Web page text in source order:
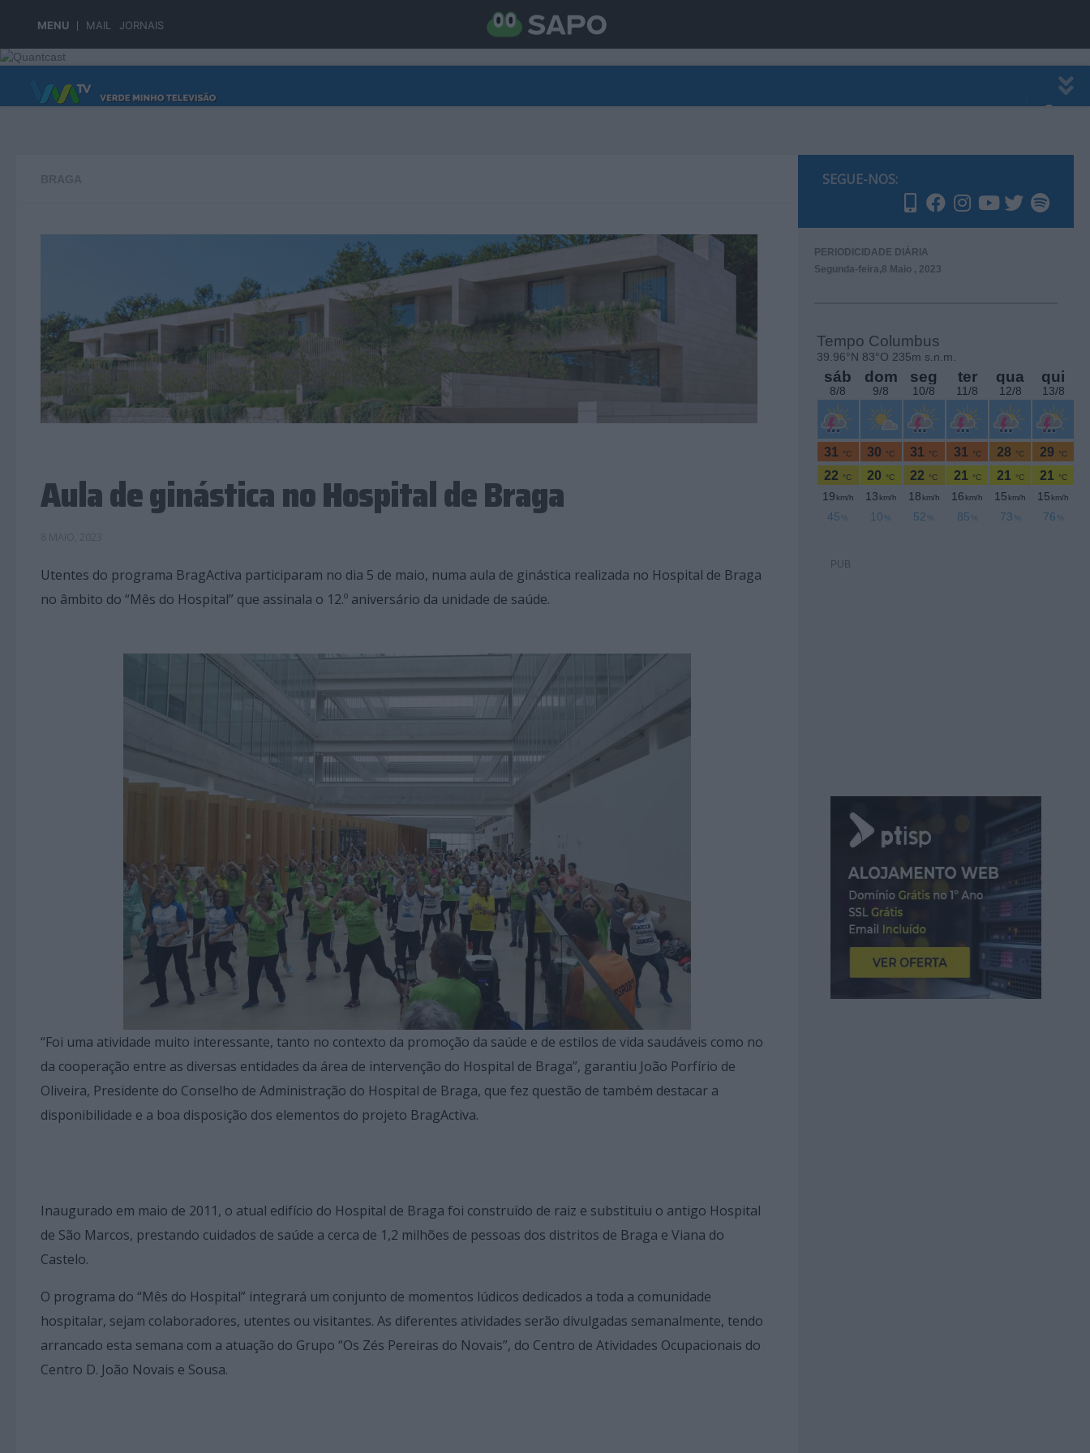
MENU MAIL JORNAIS
Skip to content
Aula de ginástica no Hospital de Braga
Utentes do programa BragActiva participaram no dia 5 de maio, numa aula de ginástica realizada no Hospital de Braga
no âmbito do “Mês do Hospital” que assinala o 12.º aniversário da unidade de saúde.
“Foi uma atividade muito interessante, tanto no contexto da promoção da saúde e de estilos de vida saudáveis como no
da cooperação entre as diversas entidades da área de intervenção do Hospital de Braga”, garantiu João Porfírio de
Oliveira, Presidente do Conselho de Administração do Hospital de Braga, que fez questão de também destacar a
disponibilidade e a boa disposição dos elementos do projeto BragActiva.
Inaugurado em maio de 2011, o atual edifício do Hospital de Braga foi construído de raiz e substituiu o antigo Hospital
de São Marcos, prestando cuidados de saúde a cerca de 1,2 milhões de pessoas dos distritos de Braga e Viana do
Castelo.
O programa do “Mês do Hospital” integrará um conjunto de momentos lúdicos dedicados a toda a comunidade
hospitalar, sejam colaboradores, utentes ou visitantes. As diferentes atividades serão divulgadas semanalmente, tendo
arrancado esta semana com a atuação do Grupo “Os Zés Pereiras do Novais”, do Centro de Atividades Ocupacionais do
Centro D. João Novais e Sousa.
SEGUE-NOS:
PERIODICIDADE DIÁRIA
Segunda-feira,8 Maio , 2023
PUB